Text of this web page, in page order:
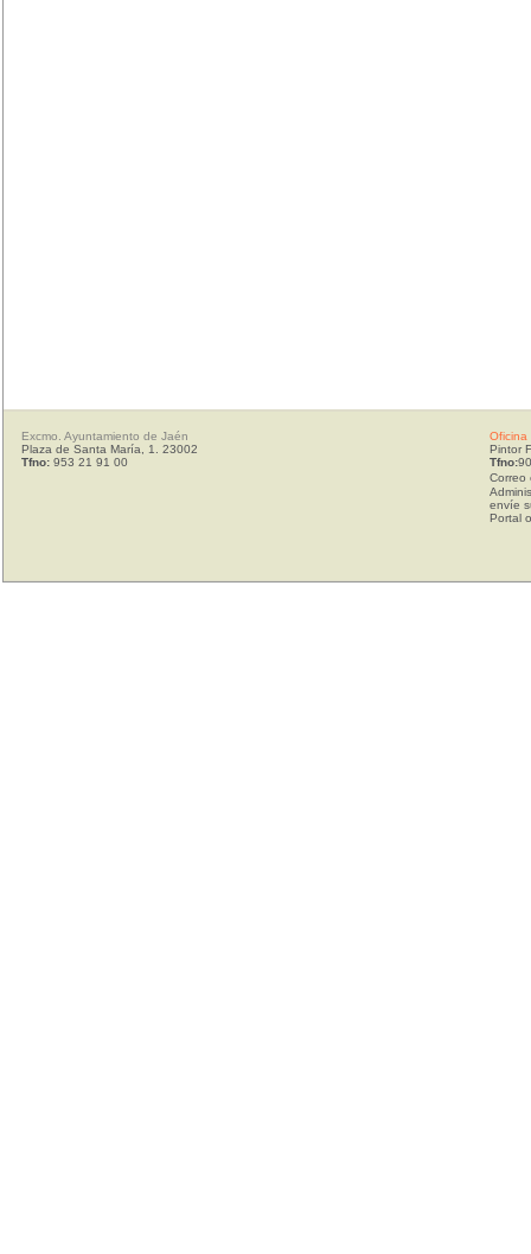
Excmo. Ayuntamiento de Jaén
Plaza de Santa María, 1. 23002
Tfno: 953 21 91 00
Oficina
Pintor
Tfno:
Correo
envíe
Portal